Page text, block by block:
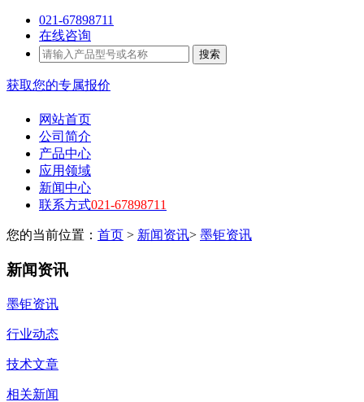
021-67898711
在线咨询
搜索
获取您的专属报价
网站首页
公司简介
产品中心
应用领域
新闻中心
联系方式021-67898711
您的当前位置： 首页 > 新闻资讯> 墨钜资讯
新闻资讯
墨钜资讯
行业动态
技术文章
相关新闻